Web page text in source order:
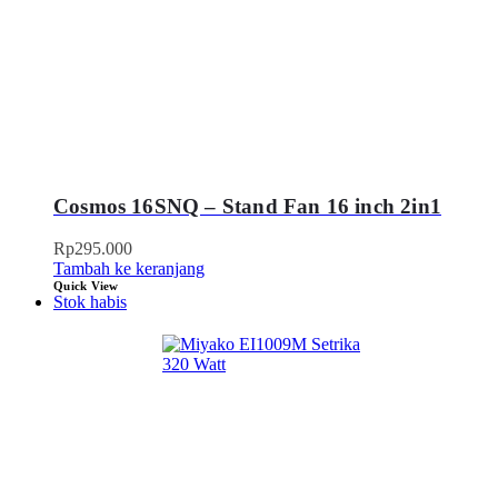
Cosmos 16SNQ – Stand Fan 16 inch 2in1
Rp295.000
Tambah ke keranjang
Quick View
Stok habis